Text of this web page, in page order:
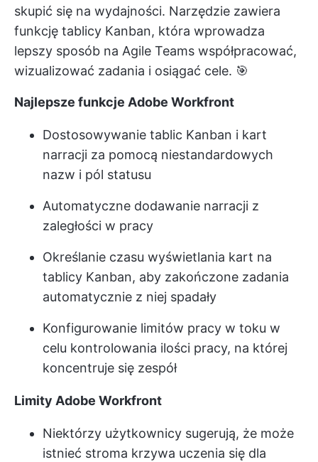
skupić się na wydajności. Narzędzie zawiera
funkcję tablicy Kanban, która wprowadza
lepszy sposób na Agile Teams współpracować,
wizualizować zadania i osiągać cele. 🎯
Najlepsze funkcje Adobe Workfront
Dostosowywanie tablic Kanban i kart
narracji za pomocą niestandardowych
nazw i pól statusu
Automatyczne dodawanie narracji z
zaległości w pracy
Określanie czasu wyświetlania kart na
tablicy Kanban, aby zakończone zadania
automatycznie z niej spadały
Konfigurowanie limitów pracy w toku w
celu kontrolowania ilości pracy, na której
koncentruje się zespół
Limity Adobe Workfront
Niektórzy użytkownicy sugerują, że może
istnieć stroma krzywa uczenia się dla